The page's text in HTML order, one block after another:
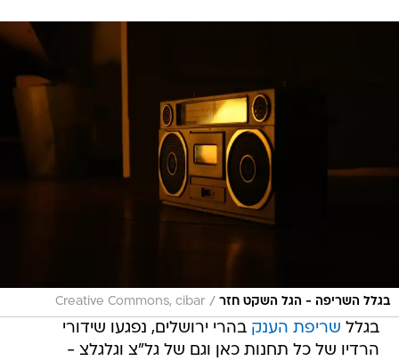
בגלל השריפה - הגל השקט חזר /
Creative Commons, cibar
בגלל שריפת הענק בהרי ירושלים, נפגעו שידורי
הרדיו של כל תחנות כאן וגם של גל"צ וגלגלצ -